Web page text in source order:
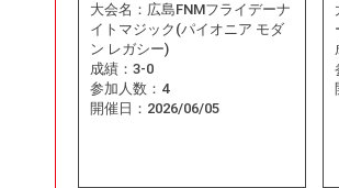
大会名： 広島FNMフライデーナ
イトマジック(パイオニア モダ
ン レガシー)
成績： 3-0
参加人数： 4
開催日： 2026/06/05